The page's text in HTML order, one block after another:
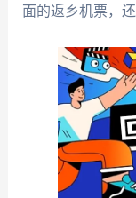
面的返乡机票，